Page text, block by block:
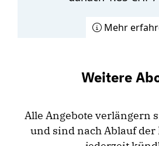
Mehr
Weitere
Alle Angebote verlängern
und sind nach Ablauf der